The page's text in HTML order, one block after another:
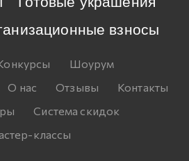
взносы
Шоурум
О нас Отзывы
Контакты
Система скидок
классы